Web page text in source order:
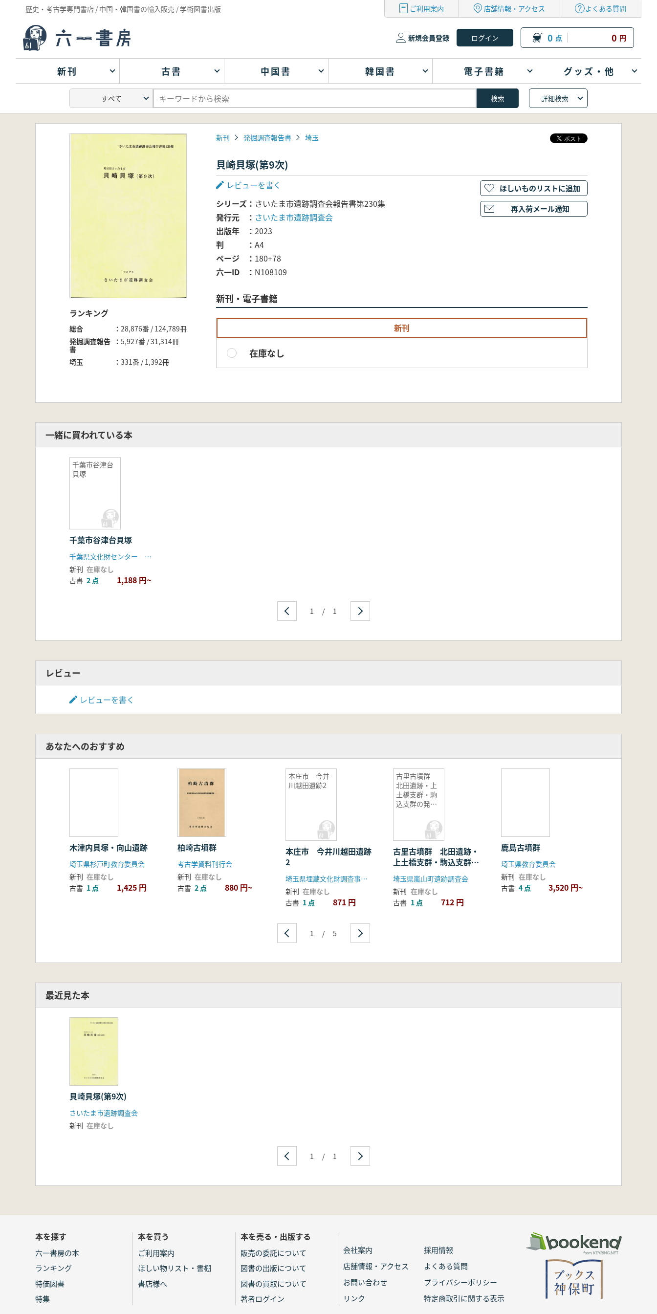
歴史・考古学専門書店 / 中国・韓国書の輸入販売 / 学術図書出版 ご利用案内 店舗情報・アクセス よくある質問
新規会員登録 0 点 0 円
新刊 古書 中国書 韓国書 電子書籍 グッズ・他
詳細検索
ランキング
総合
28,876番 / 124,789冊
発掘調査報告
書
5,927番 / 31,314冊
埼玉 331番 / 1,392冊
新刊 発掘調査報告書 埼玉
貝崎貝塚(第9次)
レビューを書く
シリーズ
さいたま市遺跡調査会報告書第230集
発行元
さいたま市遺跡調査会
出版年
2023
判
A4
ページ
180+78
六一ID
N108109
新刊・電子書籍
新刊
在庫なし
ほしいものリストに追加
再入荷メール通知
一緒に買われている本
千葉市谷津台
貝塚
千葉市谷津台貝塚
千葉県文化財センター 千葉県都市部
新刊 在庫なし
古書 2 点 1,188 円~
1 / 1
レビュー
レビューを書く
あなたへのおすすめ
木津内貝塚・向山遺跡
埼玉県杉戸町教育委員会
新刊 在庫なし
古書 1 点 1,425 円
柏崎古墳群
考古学資料刊行会
新刊 在庫なし
古書 2 点 880 円~
本庄市 今井
川越田遺跡2
本庄市 今井川越田遺跡
2
埼玉県埋蔵文化財調査事業団
新刊 在庫なし
古書 1 点 871 円
古里古墳群
北田遺跡・上
土橋支群・駒
込支群の発掘
古里古墳群 北田遺跡・
上土橋支群・駒込支群の
発掘調査
埼玉県嵐山町遺跡調査会
新刊 在庫なし
古書 1 点 712 円
鹿島古墳群
埼玉県教育委員会
新刊 在庫なし
古書 4 点 3,520 円~
1 / 5
最近見た本
貝崎貝塚(第9次)
さいたま市遺跡調査会
新刊 在庫なし
1 / 1
本を探す
六一書房の本
ランキング
特価図書
特集
本を買う
ご利用案内
ほしい物リスト・書棚
書店様へ
本を売る・出版する
販売の委託について
図書の出版について
図書の買取について
著者ログイン
会社案内
採用情報
店舗情報・アクセス
よくある質問
お問い合わせ
プライバシーポリシー
リンク
特定商取引に関する表示